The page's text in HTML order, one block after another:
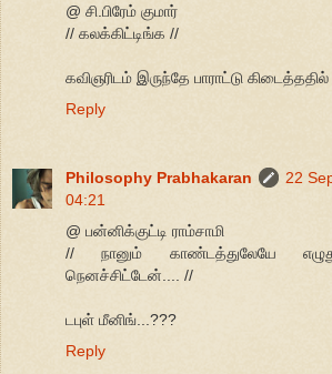
@ சி.பிரேம் குமார்
// கலக்கிட்டிங்க //
கவிஞரிடம் இருந்தே பாராட்டு கிடைத்ததில்
Reply
Philosophy Prabhakaran
22
04:21
@ பன்னிக்குட்டி ராம்சாமி
// நானும் காண்டத்துலேயே
நெனச்சிட்டேன்.... //
டபுள் மீனிங்...???
Reply